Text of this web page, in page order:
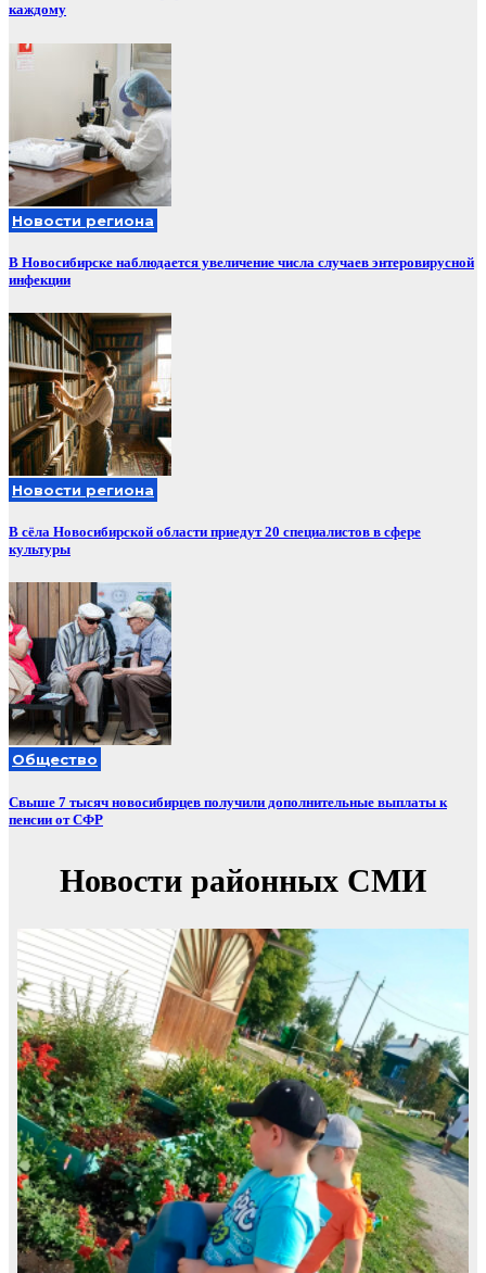
каждому
Новости региона
В Новосибирске наблюдается увеличение числа случаев энтеровирусной
инфекции
Новости региона
В сёла Новосибирской области приедут 20 специалистов в сфере
культуры
Общество
Свыше 7 тысяч новосибирцев получили дополнительные выплаты к
пенсии от СФР